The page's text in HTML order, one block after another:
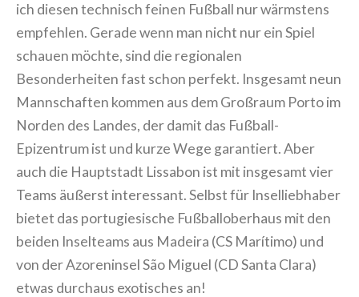
ich diesen technisch feinen Fußball nur wärmstens
empfehlen. Gerade wenn man nicht nur ein Spiel
schauen möchte, sind die regionalen
Besonderheiten fast schon perfekt. Insgesamt neun
Mannschaften kommen aus dem Großraum Porto im
Norden des Landes, der damit das Fußball-
Epizentrum ist und kurze Wege garantiert. Aber
auch die Hauptstadt Lissabon ist mit insgesamt vier
Teams äußerst interessant. Selbst für Inselliebhaber
bietet das portugiesische Fußballoberhaus mit den
beiden Inselteams aus Madeira (CS Marítimo) und
von der Azoreninsel São Miguel (CD Santa Clara)
etwas durchaus exotisches an!